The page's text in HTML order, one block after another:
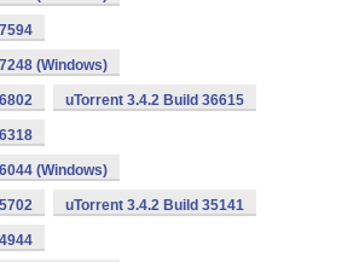
(Windows)
uTorrent 3.4.2 Build 36615
(Windows)
uTorrent 3.4.2 Build 35141